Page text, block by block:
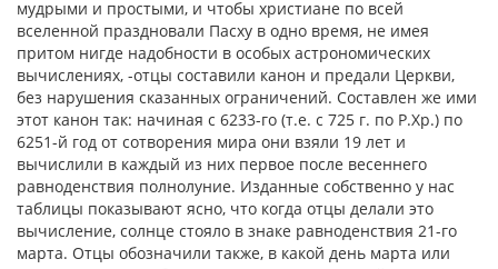
мудрыми и простыми, и чтобы христиане по всей
вселенной праздновали Пасху в одно время, не имея
притом нигде надобности в особых астрономических
вычислениях, -отцы составили канон и предали Церкви,
без нарушения сказанных ограничений. Составлен же ими
этот канон так: начиная с 6233-го (т.е. с 725 г. по Р.Хр.) по
6251-й год от сотворения мира они взяли 19 лет и
вычислили в каждый из них первое после весеннего
равноденствия полнолуние. Изданные собственно у нас
таблицы показывают ясно, что когда отцы делали это
вычисление, солнце стояло в знаке равноденствия 21-го
марта. Отцы обозначили также, в какой день марта или